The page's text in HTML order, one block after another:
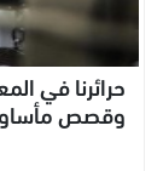
حرائرنا في
وقصص